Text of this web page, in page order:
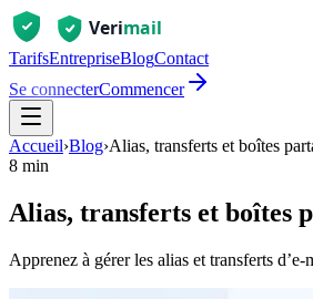
TarifsEntrepriseBlogContact
Se connecterCommencer
Accueil›Blog›Alias, transferts et boîtes
8 min
Alias, transferts et boîtes
Apprenez à gérer les alias et transferts